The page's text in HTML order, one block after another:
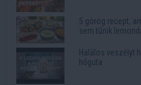
5 görög recept,
sem tűnik
Halálos veszélyt
hőguta